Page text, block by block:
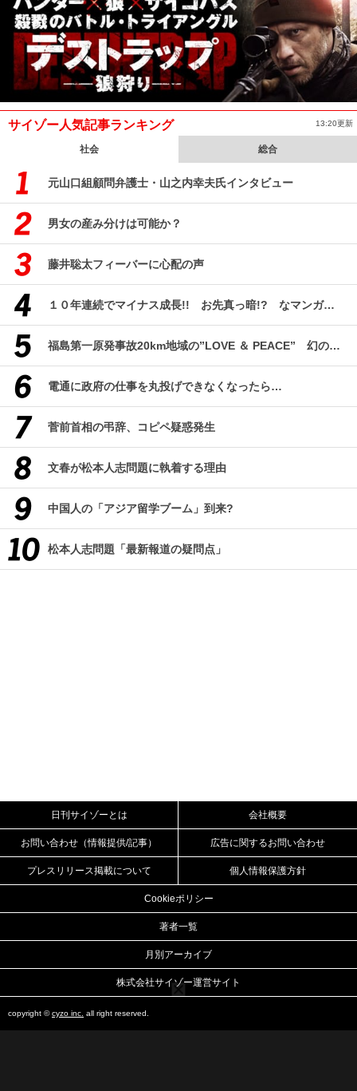
サイゾー人気記事ランキング 13:20更新
社会 総合
元山口組顧問弁護士・山之内幸夫氏インタビュー
男女の産み分けは可能か？
藤井聡太フィーバーに心配の声
１０年連続でマイナス成長!! お先真っ暗!? なマンガ産業研究
福島第一原発事故20km地域の”LOVE ＆ PEACE” 幻のコミューン「獏原人村」の現在
電通に政府の仕事を丸投げできなくなったら…
菅前首相の弔辞、コピペ疑惑発生
文春が松本人志問題に執着する理由
中国人の「アジア留学ブーム」到来?
松本人志問題「最新報道の疑問点」
日刊サイゾーとは 会社概要
お問い合わせ（情報提供/記事） 広告に関するお問い合わせ
プレスリリース掲載について 個人情報保護方針
Cookieポリシー
著者一覧
月別アーカイブ
株式会社サイゾー運営サイト
copyright ©cyzo inc. all right reserved.